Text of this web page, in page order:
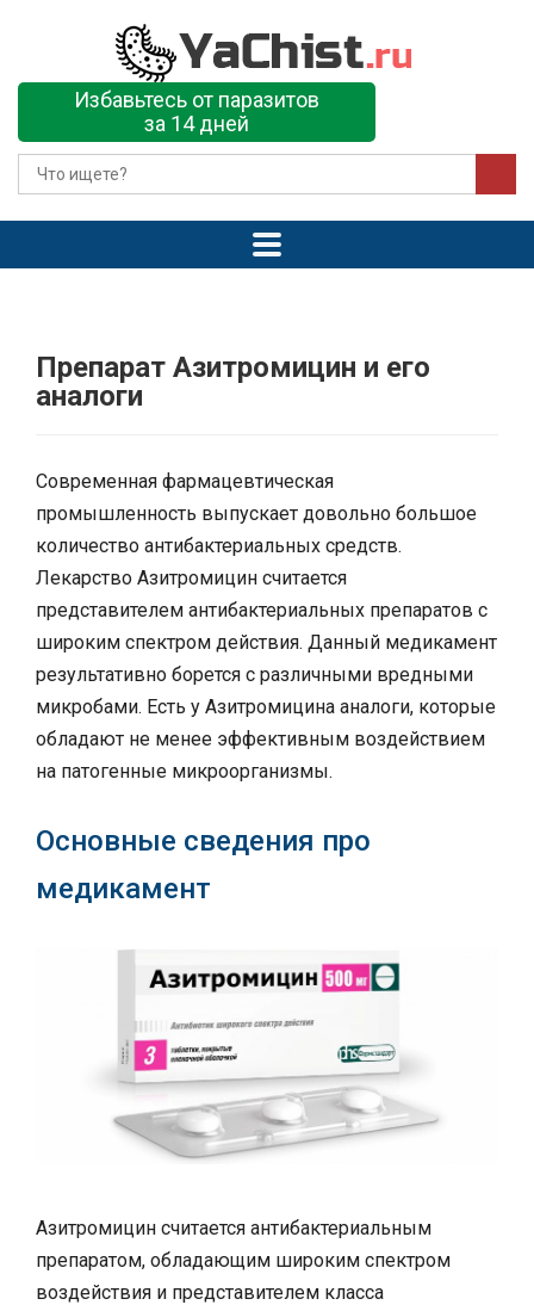
Избавьтесь от паразитов
за 14 дней
Препарат Азитромицин и его
аналоги
Современная фармацевтическая
промышленность выпускает довольно большое
количество антибактериальных средств.
Лекарство Азитромицин считается
представителем антибактериальных препаратов с
широким спектром действия. Данный медикамент
результативно борется с различными вредными
микробами. Есть у Азитромицина аналоги, которые
обладают не менее эффективным воздействием
на патогенные микроорганизмы.
Основные сведения про
медикамент
Азитромицин считается антибактериальным
препаратом, обладающим широким спектром
воздействия и представителем класса